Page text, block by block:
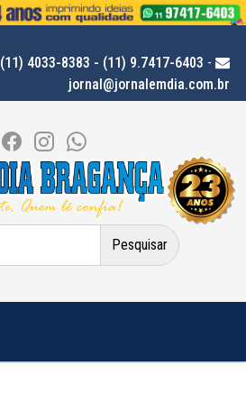
(11) 4033-8383 - (11) 9.7417-6403 -
jornal@jornalemdia.com.br